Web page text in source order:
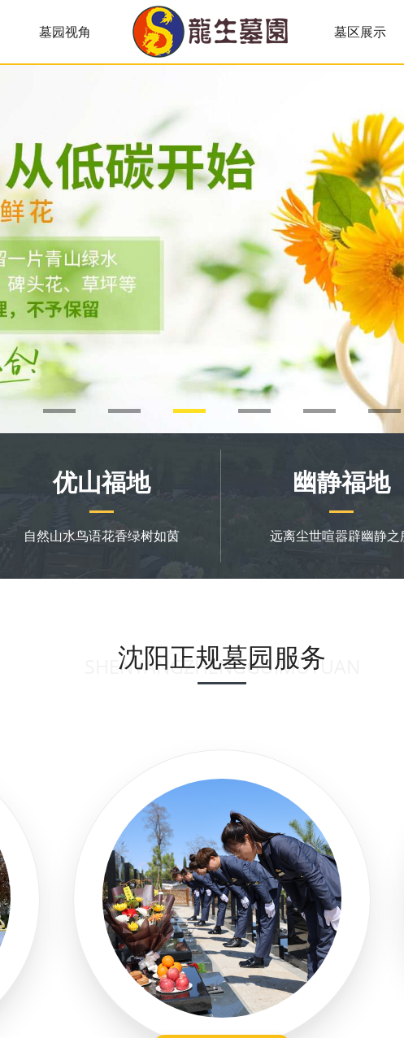
墓园视角 墓区展示
优山福地
自然山水鸟语花香绿树如茵
幽静福地
远离尘世喧嚣辟幽静之
沈阳正规墓园服务
SHENYANGZHENGGUIMUYUAN